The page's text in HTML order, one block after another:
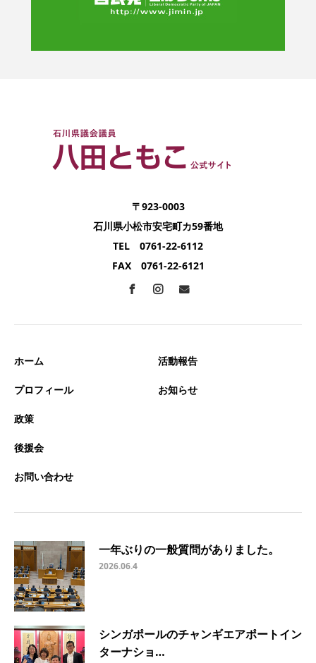
〒923-0003
石川県小松市安宅町カ59番地
TEL 0761-22-6112
FAX 0761-22-6121
ホーム
プロフィール
政策
後援会
お問い合わせ
活動報告
お知らせ
一年ぶりの一般質問がありました。
2026.06.4
シンガポールのチャンギエアポートイン
ターナショ…